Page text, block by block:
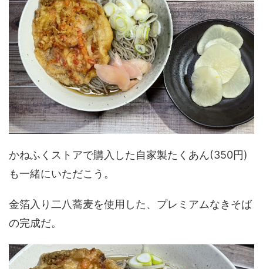
かねふくストアで購入した自家製たくあん(350円)
も一緒にいただこう。
金箔入り二八蕎麦を使用した、プレミアムなきそば
の完成だ。